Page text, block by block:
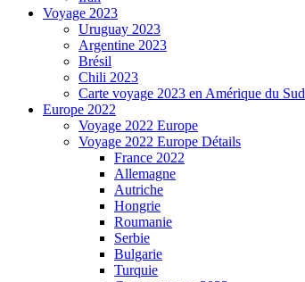
Voyage 2023
Uruguay 2023
Argentine 2023
Brésil
Chili 2023
Carte voyage 2023 en Amérique du Sud
Europe 2022
Voyage 2022 Europe
Voyage 2022 Europe Détails
France 2022
Allemagne
Autriche
Hongrie
Roumanie
Serbie
Bulgarie
Turquie